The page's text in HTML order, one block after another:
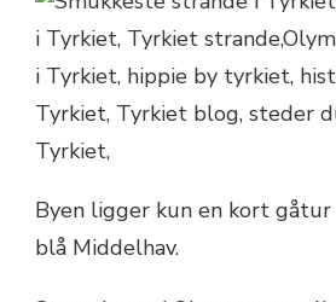
Byen ligger kun en kort
blå Middelhav.